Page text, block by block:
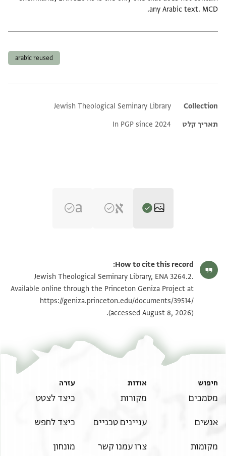
any Arabic text. MCD.
arabic reused
Additional metadata
Collection
Jewish Theological Seminary Library
תאריך קלט
In PGP since 2024
ENA 3264.2 recto הגדל וסובב
תנאי היתר שימוש בתצלום
How to cite this record:
Jewish Theological Seminary Library, ENA 3264.2.
Available online through the Princeton Geniza Project at
https://geniza.princeton.edu/documents/39514/
(accessed August 8, 2026).
חיפוש
מסמכים
אנשים
מקומות
אודות
מקורות
עניינים טכניים
צרו עמנו קשר
עזרה
כיצד לצטט
כיצד לחפש
מונחון